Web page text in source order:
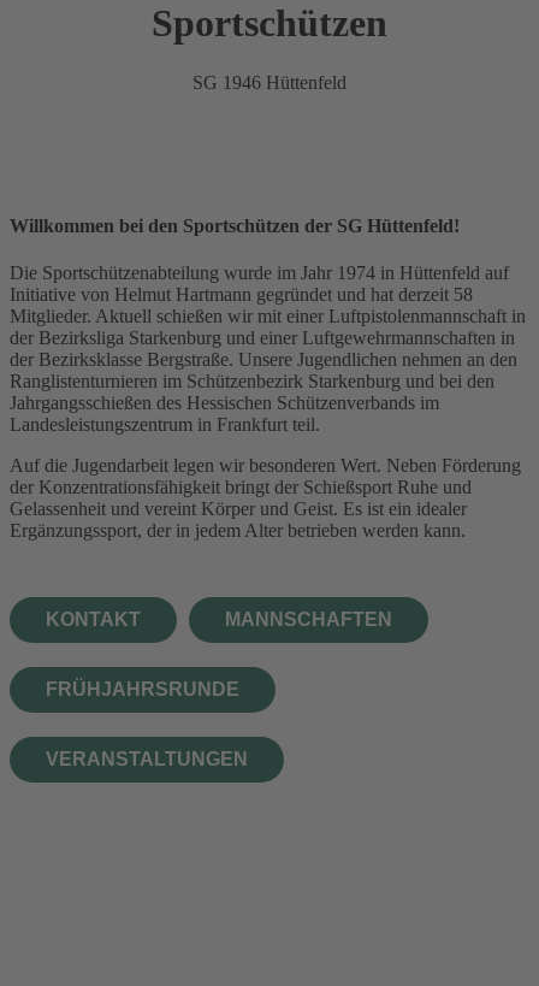
Sportschützen
SG 1946 Hüttenfeld
Willkommen bei den Sportschützen der SG Hüttenfeld!
Die Sportschützenabteilung wurde im Jahr 1974 in Hüttenfeld auf
Initiative von Helmut Hartmann gegründet und hat derzeit 58
Mitglieder. Aktuell schießen wir mit einer Luftpistolenmannschaft in
der Bezirksliga Starkenburg und einer Luftgewehrmannschaften in
der Bezirksklasse Bergstraße. Unsere Jugendlichen nehmen an den
Ranglistenturnieren im Schützenbezirk Starkenburg und bei den
Jahrgangsschießen des Hessischen Schützenverbands im
Landesleistungszentrum in Frankfurt teil.
Auf die Jugendarbeit legen wir besonderen Wert. Neben Förderung
der Konzentrationsfähigkeit bringt der Schießsport Ruhe und
Gelassenheit und vereint Körper und Geist. Es ist ein idealer
Ergänzungssport, der in jedem Alter betrieben werden kann.
KONTAKT MANNSCHAFTEN
FRÜHJAHRSRUNDE
VERANSTALTUNGEN